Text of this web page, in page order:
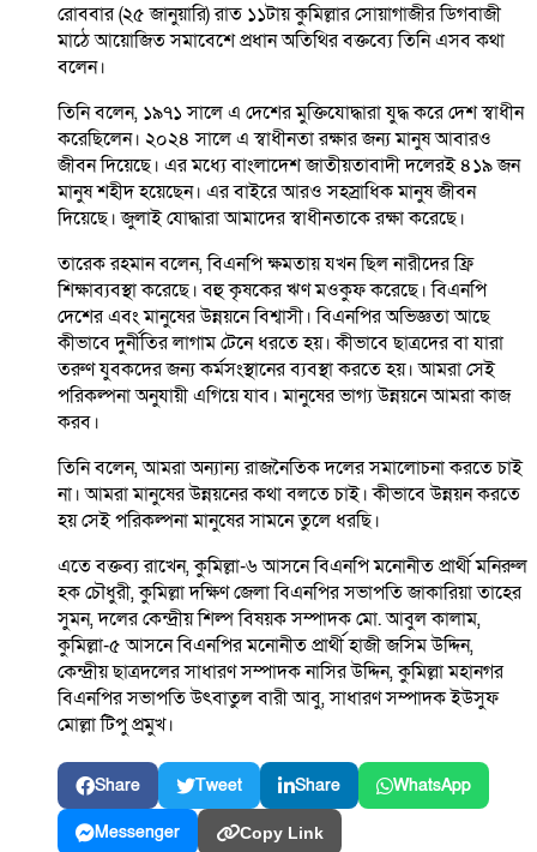
রোববার (২৫ জানুয়ারি) রাত ১১টায় কুমিল্লার সোয়াগাজীর ডিগবাজী
মাঠে আয়োজিত সমাবেশে প্রধান অতিথির বক্তব্যে তিনি এসব কথা
বলেন।
তিনি বলেন, ১৯৭১ সালে এ দেশের মুক্তিযোদ্ধারা যুদ্ধ করে দেশ স্বাধীন
করেছিলেন। ২০২৪ সালে এ স্বাধীনতা রক্ষার জন্য মানুষ আবারও
জীবন দিয়েছে। এর মধ্যে বাংলাদেশ জাতীয়তাবাদী দলেরই ৪১৯ জন
মানুষ শহীদ হয়েছেন। এর বাইরে আরও সহস্রাধিক মানুষ জীবন
দিয়েছে। জুলাই যোদ্ধারা আমাদের স্বাধীনতাকে রক্ষা করেছে।
তারেক রহমান বলেন, বিএনপি ক্ষমতায় যখন ছিল নারীদের ফ্রি
শিক্ষাব্যবস্থা করেছে। বহু কৃষকের ঋণ মওকুফ করেছে। বিএনপি
দেশের এবং মানুষের উন্নয়নে বিশ্বাসী। বিএনপির অভিজ্ঞতা আছে
কীভাবে দুর্নীতির লাগাম টেনে ধরতে হয়। কীভাবে ছাত্রদের বা যারা
তরুণ যুবকদের জন্য কর্মসংস্থানের ব্যবস্থা করতে হয়। আমরা সেই
পরিকল্পনা অনুযায়ী এগিয়ে যাব। মানুষের ভাগ্য উন্নয়নে আমরা কাজ
করব।
তিনি বলেন, আমরা অন্যান্য রাজনৈতিক দলের সমালোচনা করতে চাই
না। আমরা মানুষের উন্নয়নের কথা বলতে চাই। কীভাবে উন্নয়ন করতে
হয় সেই পরিকল্পনা মানুষের সামনে তুলে ধরছি।
এতে বক্তব্য রাখেন, কুমিল্লা-৬ আসনে বিএনপি মনোনীত প্রার্থী মনিরুল
হক চৌধুরী, কুমিল্লা দক্ষিণ জেলা বিএনপির সভাপতি জাকারিয়া তাহের
সুমন, দলের কেন্দ্রীয় শিল্প বিষয়ক সম্পাদক মো. আবুল কালাম,
কুমিল্লা-৫ আসনে বিএনপির মনোনীত প্রার্থী হাজী জসিম উদ্দিন,
কেন্দ্রীয় ছাত্রদলের সাধারণ সম্পাদক নাসির উদ্দিন, কুমিল্লা মহানগর
বিএনপির সভাপতি উৎবাতুল বারী আবু, সাধারণ সম্পাদক ইউসুফ
মোল্লা টিপু প্রমুখ।
Share Tweet Share WhatsApp
Messenger Copy Link